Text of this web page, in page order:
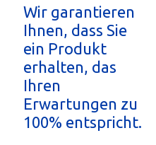
Wir garantieren
Ihnen, dass Sie
ein Produkt
erhalten, das
Ihren
Erwartungen zu
100% entspricht.